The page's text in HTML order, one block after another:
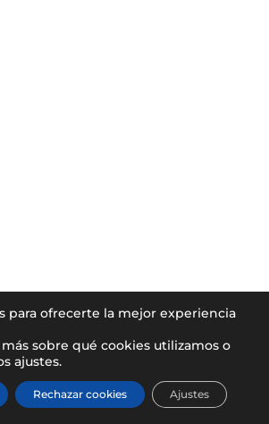
para ofrecerte la mejor experiencia
sobre qué cookies utilizamos o
ajustes.
Rechazar cookies Ajustes